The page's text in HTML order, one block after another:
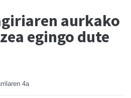
aurkako
egingo dute
4a